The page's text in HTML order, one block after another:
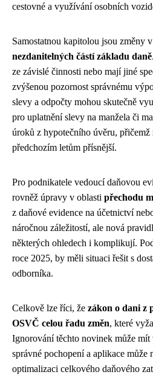
cestovné a využívání osobních
Samostatnou kapitolou jsou změny v
nezdanitelných částí základu daně
ze závislé činnosti nebo mají jiné
zvýšenou pozornost správnému
slevy a odpočty mohou skutečně
pro uplatnění slevy na manžela či
úroků z hypotečního úvěru,
předchozím letům přísnější.
Pro podnikatele vedoucí daňovou
rovněž úpravy v oblasti přechodu
z daňové evidence na účetnictví
náročnou záležitostí, ale nová
některých ohledech i komplikují.
roce 2025, by měli situaci řešit s
odborníka.
Celkově lze říci, že zákon o dani z
OSVČ celou řadu změn, které
Ignorování těchto novinek může
správné pochopení a aplikace může
optimalizaci celkového daňového